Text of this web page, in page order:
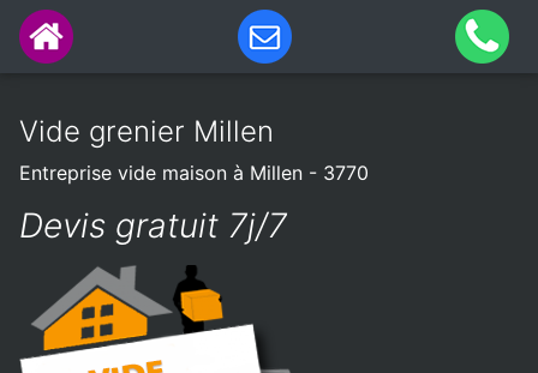
Vide grenier Millen
Entreprise vide maison à Millen - 3770
Devis gratuit 7j/7